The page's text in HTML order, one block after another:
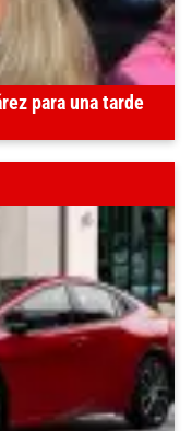
para una tarde